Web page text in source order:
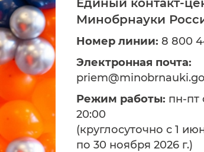
Единый контакт-
Минобрнауки
Номер линии: 8 800
Электронная почта:
Режим работы: пн-пт
20:00
(круглосуточно с 1
по 30 ноября 2026 г.)